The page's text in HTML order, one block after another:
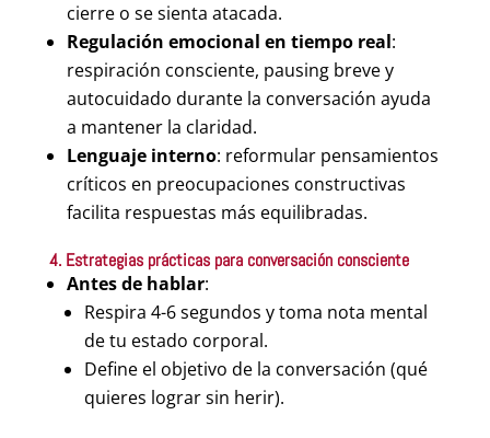
cierre o se sienta atacada.
Regulación emocional en tiempo real:
respiración consciente, pausing breve y
autocuidado durante la conversación ayuda
a mantener la claridad.
Lenguaje interno: reformular pensamientos
críticos en preocupaciones constructivas
facilita respuestas más equilibradas.
4. Estrategias prácticas para conversación consciente
Antes de hablar:
Respira 4-6 segundos y toma nota mental
de tu estado corporal.
Define el objetivo de la conversación (qué
quieres lograr sin herir).